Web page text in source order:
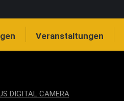
Veranstaltungen